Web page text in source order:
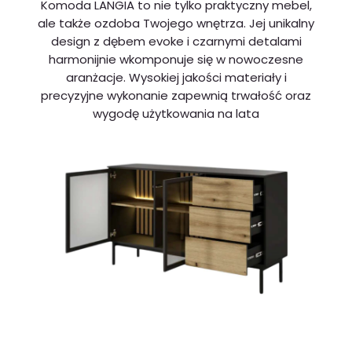
Komoda LANGIA to nie tylko praktyczny mebel,
ale także ozdoba Twojego wnętrza. Jej unikalny
design z dębem evoke i czarnymi detalami
harmonijnie wkomponuje się w nowoczesne
aranżacje. Wysokiej jakości materiały i
precyzyjne wykonanie zapewnią trwałość oraz
wygodę użytkowania na lata